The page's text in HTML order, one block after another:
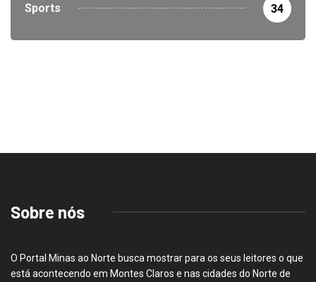
Sports 34
Sobre nós
O Portal Minas ao Norte busca mostrar para os seus leitores o que
está acontecendo em Montes Claros e nas cidades do Norte de